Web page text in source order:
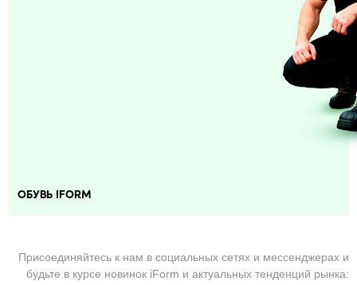
ОБУВЬ IFORM
Присоединяйтесь к нам в социальных сетях и мессенджерах и
будьте в курсе новинок iForm и актуальных тенденций рынка: